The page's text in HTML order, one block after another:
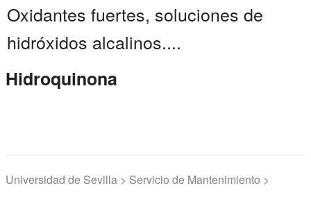
Oxidantes fuertes, soluciones de
hidróxidos alcalinos....
Hidroquinona
Universidad de Sevilla > Servicio de Mantenimiento >